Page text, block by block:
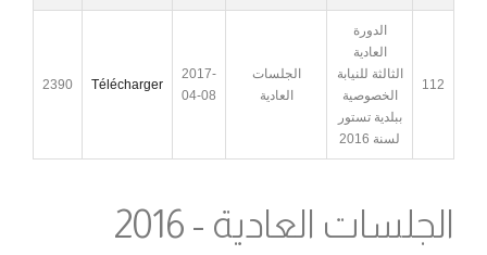
112
الدورة
العادية
الثالثة للنيابة
الخصوصية
ببلدية تستور
لسنة 2016
الجلسات
العادية
2017-
04-08
Télécharger
2390
الجلسات العادية - 2016